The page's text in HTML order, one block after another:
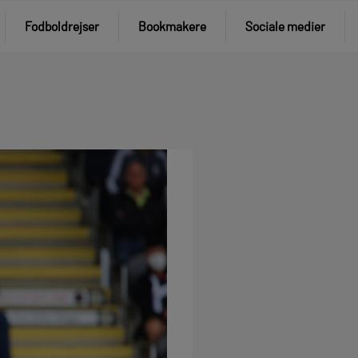
Fodboldrejser Bookmakere Sociale medier